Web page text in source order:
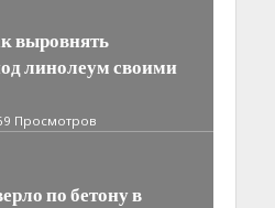
выровнять
линолеум своими
Просмотров
по бетону в